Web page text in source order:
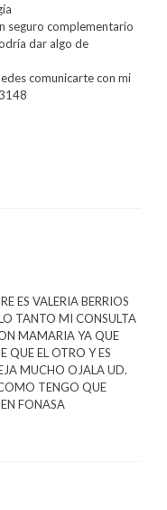
seguro complementario
dar algo de
comunicarte con mi
ES VALERIA BERRIOS
TANTO MI CONSULTA
MAMARIA YA QUE
QUE EL OTRO Y ES
MUCHO OJALA UD.
TENGO QUE
FONASA